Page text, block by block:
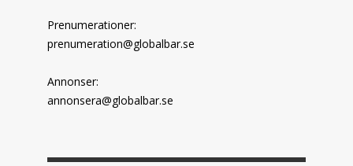
Prenumerationer:
prenumeration@globalbar.se
Annonser:
annonsera@globalbar.se